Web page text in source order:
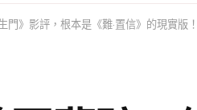
》影評，根本是《難·置信》的現實版！